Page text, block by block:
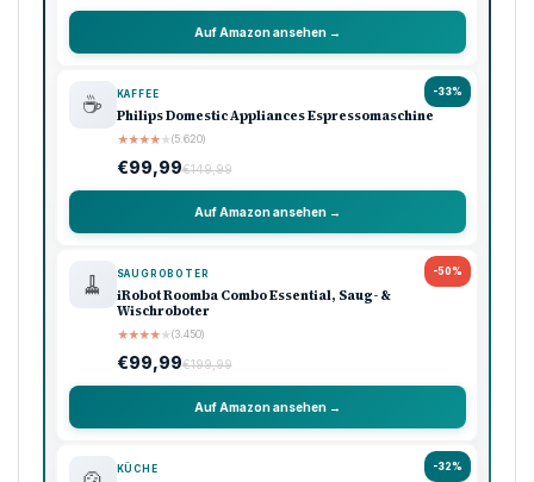
Auf Amazon ansehen →
-33%
☕ KAFFEE
Philips Domestic Appliances Espressomaschine
★★★★★(5.620)
€99,99€149,99
Auf Amazon ansehen →
-50%
🧹 SAUGROBOTER
iRobot Roomba Combo Essential, Saug- &
Wischroboter
★★★★★(3.450)
€99,99€199,99
Auf Amazon ansehen →
-32%
KÜCHE